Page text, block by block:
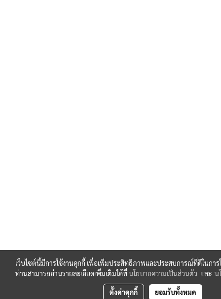
เว็บไซต์นี้มีการใช้งานคุกกี้ เพื่อเพิ่มประสิทธิภาพและประสบการณ์ที่ดีในการ
ท่านสามารถอ่านรายละเอียดเพิ่มเติมได้ที่นโยบายความเป็นส่วนตัว และ น
ตั้งค่าคุกกี้ ยอมรับทั้งหมด